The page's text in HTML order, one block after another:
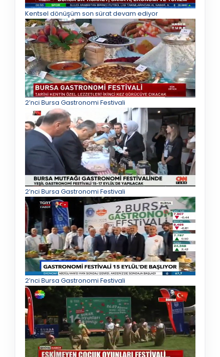
Kentsel dönüşüm son sürat devam ediyor
2’nci Bursa Gastronomi Festivali
2’nci Bursa Gastronomi Festivali
2’nci Bursa Gastronomi Festivali